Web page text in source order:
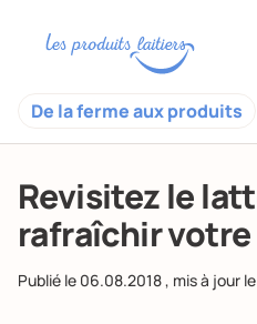
De la ferme aux produits
Revisitez le
rafraîchir
Publié le 06.08.2018, mis à jour le